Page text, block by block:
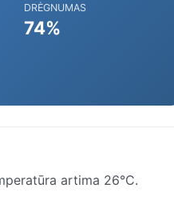
DRĖGNUMAS
74%
artima 26°C.